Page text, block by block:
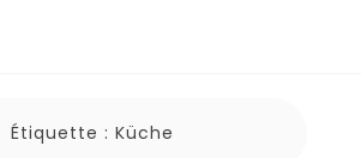
Étiquette : Küche